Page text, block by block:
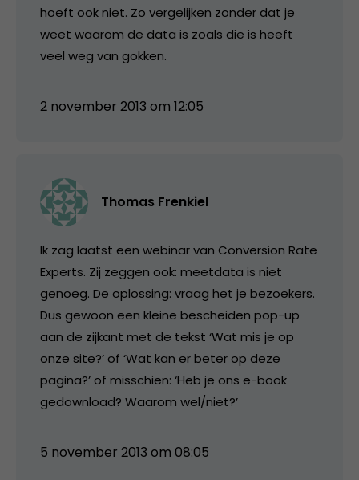
hoeft ook niet. Zo vergelijken zonder dat je
weet waarom de data is zoals die is heeft
veel weg van gokken.
2 november 2013 om 12:05
Thomas Frenkiel
Ik zag laatst een webinar van Conversion Rate
Experts. Zij zeggen ook: meetdata is niet
genoeg. De oplossing: vraag het je bezoekers.
Dus gewoon een kleine bescheiden pop-up
aan de zijkant met de tekst ‘Wat mis je op
onze site?’ of ‘Wat kan er beter op deze
pagina?’ of misschien: ‘Heb je ons e-book
gedownload? Waarom wel/niet?’
5 november 2013 om 08:05